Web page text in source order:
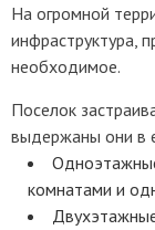
На огромной
инфраструктура,
необходимое.
Поселок
выдержаны они в
комнатами и